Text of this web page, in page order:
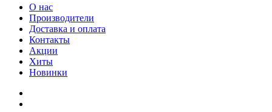
О нас
Производители
Доставка и оплата
Контакты
Акции
Хиты
Новинки